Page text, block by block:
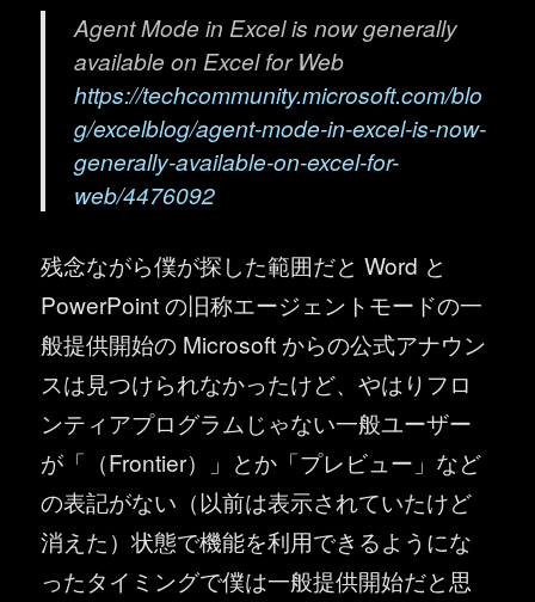
Agent Mode in Excel is now generally
available on Excel for Web
https://techcommunity.microsoft.com/blo
g/excelblog/agent-mode-in-excel-is-now-
generally-available-on-excel-for-
web/4476092
残念ながら僕が探した範囲だと Word と
PowerPoint の旧称エージェントモードの一
般提供開始の Microsoft からの公式アナウン
スは見つけられなかったけど、やはりフロ
ンティアプログラムじゃない一般ユーザー
が「（Frontier）」とか「プレビュー」など
の表記がない（以前は表示されていたけど
消えた）状態で機能を利用できるようにな
ったタイミングで僕は一般提供開始だと思